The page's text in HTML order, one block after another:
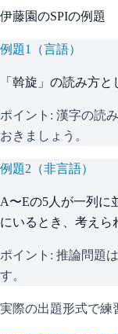
伊藤園のSPIの例題
例題1 （言語）
「斡旋」の読み方
ポイント: 漢字の読
おきましょう。
例題2 （非言語）
A〜Eの5人が一列に
にいるとき、考えら
ポイント: 推論問題
す。
実際の出題形式で練